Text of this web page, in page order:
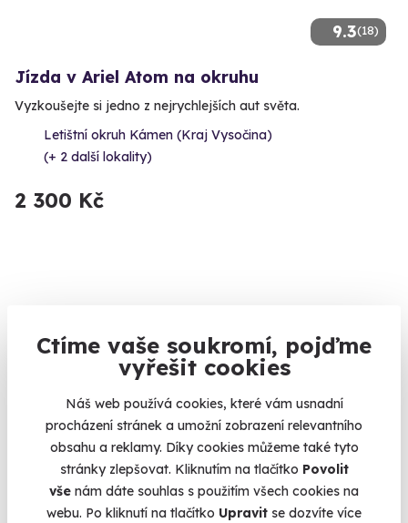
Ctíme vaše soukromí, pojďme
vyřešit cookies
Náš web používá cookies, které vám usnadní
procházení stránek a umožní zobrazení relevantního
obsahu a reklamy. Díky cookies můžeme také tyto
stránky zlepšovat. Kliknutím na tlačítko Povolit
vše nám dáte souhlas s použitím všech cookies na
webu. Po kliknutí na tlačítko Upravit se dozvíte více
9.3(18)
Jízda v Ariel Atom na okruhu
Vyzkoušejte si jedno z nejrychlejších aut světa.
Letištní okruh Kámen (Kraj Vysočina)
(+ 2 další lokality)
2 300 Kč
Zběsilá jízda na psím spřežením
Mushing v létě i v zimě